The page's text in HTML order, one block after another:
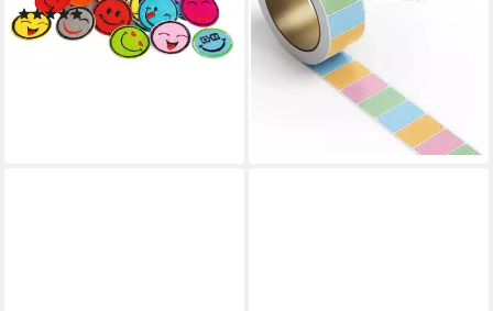
(5)
18,40 €
lieferbar - in 3-4 Werktagen bei dir
Markieren Ordnen
Organisieren, (800tlg)
10,99 € 12,99 €
(0,01 €/ 1 Stk)
lieferbar - in 4-5 Werktagen bei dir